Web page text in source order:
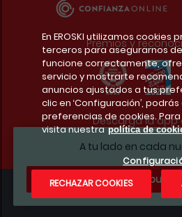
A tu lado en cada
¿Te
Premios y
Descarga la app
Condiciones legales
En EROSKI utilizamos cookies
terceros para asegurarnos
funcione correctamente,
servicio y mostrarte
anuncios ajustados a tus
clic en ‘Configuración’,
preferencias de cookies.
visita nuestra política de
RECHAZAR COOKIES